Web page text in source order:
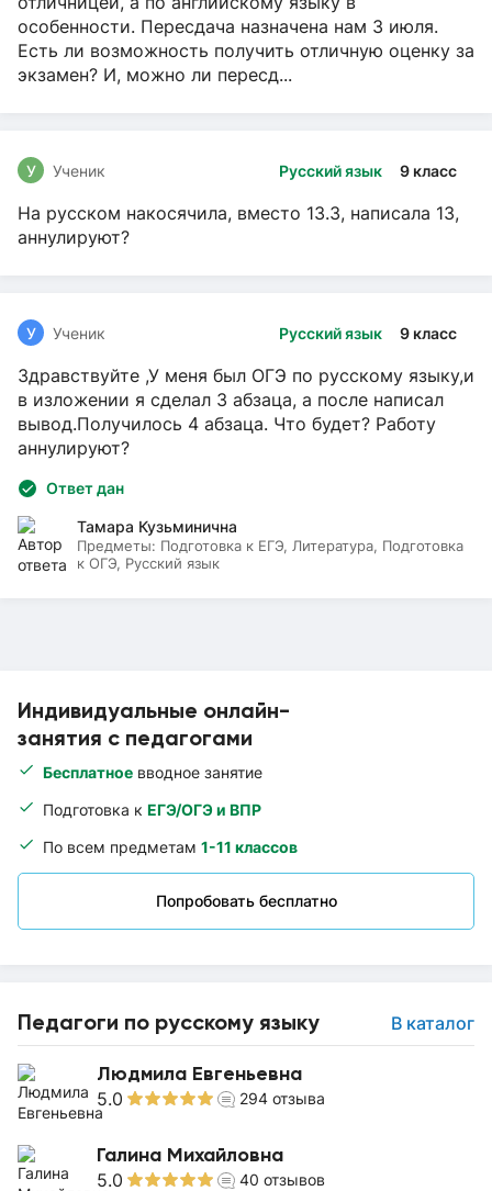
Индивидуальные онлайн-
занятия с педагогами
Бесплатное вводное занятие
Подготовка к ЕГЭ/ОГЭ и ВПР
По всем предметам 1-11 классов
Попробовать бесплатно
Педагоги по русскому языку В каталог
Людмила Евгеньевна
5.0 294 отзыва
Галина Михайловна
5.0 40 отзывов
особенности. Пересдача назначена нам 3 июля.
Есть ли возможность получить отличную оценку за
экзамен? И, можно ли пересд...
Русский язык 9 класс
У Ученик
На русском накосячила, вместо 13.3, написала 13,
аннулируют?
Русский язык 9 класс
У Ученик
Здравствуйте ,У меня был ОГЭ по русскому языку,и
в изложении я сделал 3 абзаца, а после написал
вывод.Получилось 4 абзаца. Что будет? Работу
аннулируют?
Ответ дан
Тамара Кузьминична
Предметы: Подготовка к ЕГЭ, Литература, Подготовка
к ОГЭ, Русский язык